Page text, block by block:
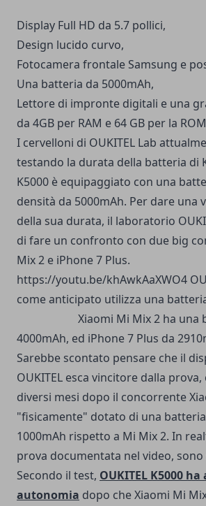
Display Full HD da 5.7 pollici,
Design lucido curvo,
Fotocamera frontale Samsung e
Una batteria da 5000mAh,
Lettore di impronte digitali e una
da 4GB per RAM e 64 GB per la
I cervelloni di OUKITEL Lab
testando la durata della batteria di
K5000 è equipaggiato con una
densità da 5000mAh. Per dare una
della sua durata, il laboratorio
di fare un confronto con due big
Mix 2 e iPhone 7 Plus.
https://youtu.be/khAwkAaXWO4
come anticipato utilizza una
Xiaomi Mi Mix 2 ha una
4000mAh, ed iPhone 7 Plus da
Sarebbe scontato pensare che il
OUKITEL esca vincitore dalla
diversi mesi dopo il concorrente
"fisicamente" dotato di una
1000mAh rispetto a Mi Mix 2. In
prova documentata nel video,
Secondo il test, OUKITEL K5000
autonomia dopo che Xiaomi Mi